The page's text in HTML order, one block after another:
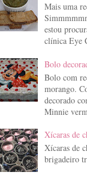
Mais uma
estou
clínica Eye
Bolo
Bolo com
morango.
decorado
Minnie
Xícaras de
Xícaras de
brigadeiro